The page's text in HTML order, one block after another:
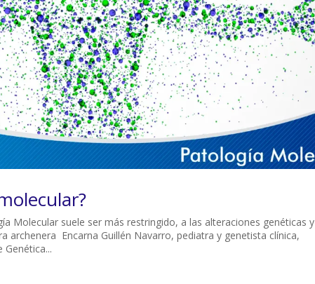
Molecular suele ser más restringido, a las alteraciones genéticas y
archenera Encarna Guillén Navarro, pediatra y genetista clínica,